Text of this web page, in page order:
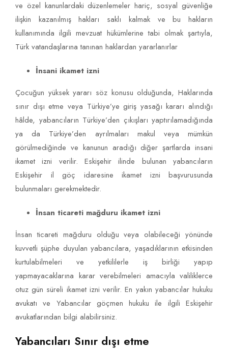
ve özel kanunlardaki düzenlemeler hariç, sosyal güvenliğe
ilişkin kazanılmış hakları saklı kalmak ve bu hakların
kullanımında ilgili mevzuat hükümlerine tabi olmak şartıyla,
Türk vatandaşlarına tanınan haklardan yararlanırlar
İnsani ikamet izni
Çocuğun yüksek yararı söz konusu olduğunda, Haklarında
sınır dışı etme veya Türkiye’ye giriş yasağı kararı alındığı
hâlde, yabancıların Türkiye’den çıkışları yaptırılamadığında
ya da Türkiye’den ayrılmaları makul veya mümkün
görülmediğinde ve kanunun aradığı diğer şartlarda insani
ikamet izni verilir. Eskişehir ilinde bulunan yabancıların
Eskişehir il göç idaresine ikamet izni başvurusunda
bulunmaları gerekmektedir.
İnsan ticareti mağduru ikamet izni
İnsan ticareti mağduru olduğu veya olabileceği yönünde
kuvvetli şüphe duyulan yabancılara, yaşadıklarının etkisinden
kurtulabilmeleri ve yetkililerle iş birliği yapıp
yapmayacaklarına karar verebilmeleri amacıyla valiliklerce
otuz gün süreli ikamet izni verilir. En yakın yabancılar hukuku
avukatı ve Yabancılar göçmen hukuku ile ilgili Eskişehir
avukatlarından bilgi alabilirsiniz.
Yabancıları Sınır dışı etme